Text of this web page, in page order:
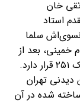
خان
استاد
سلما
خمينی، بعد از
دیدنی تهران
شده در آن